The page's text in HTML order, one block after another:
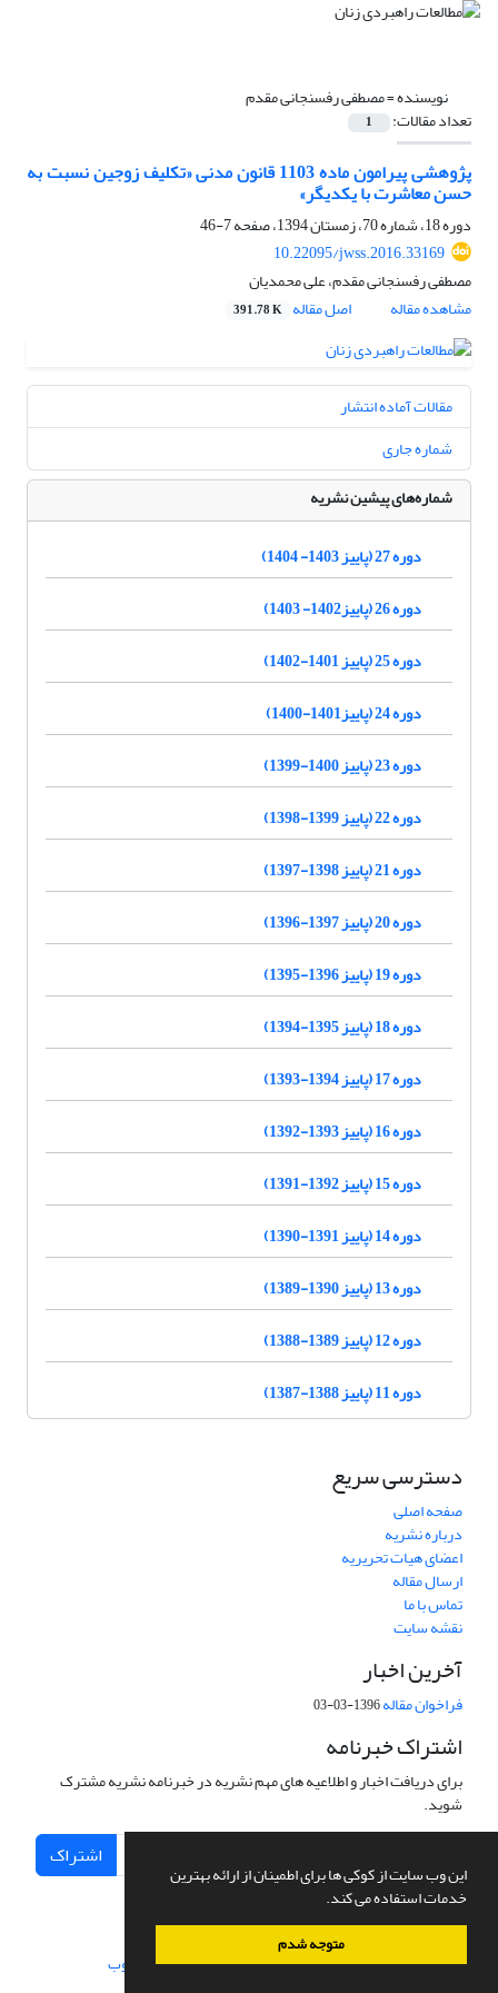
این وب سایت از کوکی ها برای اطمینان از ارائه بهترین
خدمات استفاده می کند.
متوجه شدم
نویسنده =مصطفی رفسنجانی مقدم
تعداد مقالات: 1
پژوهشی پیرامون ماده 1103 قانون مدنی «تکلیف زوجین نسبت به
حسن معاشرت با یکدیگر»
دوره 18، شماره 70، زمستان 1394، صفحه
7-46
10.22095/jwss.2016.33169
مصطفی رفسنجانی مقدم، علی محمدیان
مشاهده مقاله
اصل مقاله 391.78 K
مقالات آماده انتشار
شماره جاری
شماره‌های پیشین نشریه
دوره 27 (پاییز 1403- 1404)
دوره 26 (پاییز1402- 1403)
دوره 25 (پاییز 1401-1402)
دوره 24 (پاییز1401-1400)
دوره 23 (پاییز 1400-1399)
دوره 22 (پاییز 1399-1398)
دوره 21 (پاییز 1398-1397)
دوره 20 (پاییز 1397-1396)
دوره 19 (پاییز 1396-1395)
دوره 18 (پاییز 1395-1394)
دوره 17 (پاییز 1394-1393)
دوره 16 (پاییز 1393-1392)
دوره 15 (پاییز 1392-1391)
دوره 14 (پاییز 1391-1390)
دوره 13 (پاییز 1390-1389)
دوره 12 (پاییز 1389-1388)
دوره 11 (پاییز 1388-1387)
دسترسی سریع
صفحه اصلی
درباره نشریه
اعضای هیات تحریریه
ارسال مقاله
تماس با ما
نقشه سایت
آخرین اخبار
فراخوان مقاله1396-03-03
اشتراک خبرنامه
برای دریافت اخبار و اطلاعیه های مهم نشریه در خبرنامه نشریه مشترک
شوید.
اشتراک
سامانه مدیریت نشریات علمی.طراحی و پیاده سازی از سیناوب